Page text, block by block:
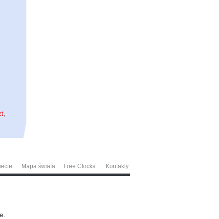
,
Mapa świata Free Clocks Kontakty